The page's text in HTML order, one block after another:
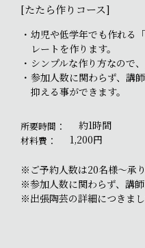
[たたら作りコース]
幼児や低学年でも作れる
レートを作ります。
シンプルな作り方なので
参加人数に関わらず、講
抑える事ができます。
所要時間： 約1時間
材料費： 1,200円
※ご予約人数は20名様～承り
※参加人数に関わらず、講
※出張陶芸の詳細につきま